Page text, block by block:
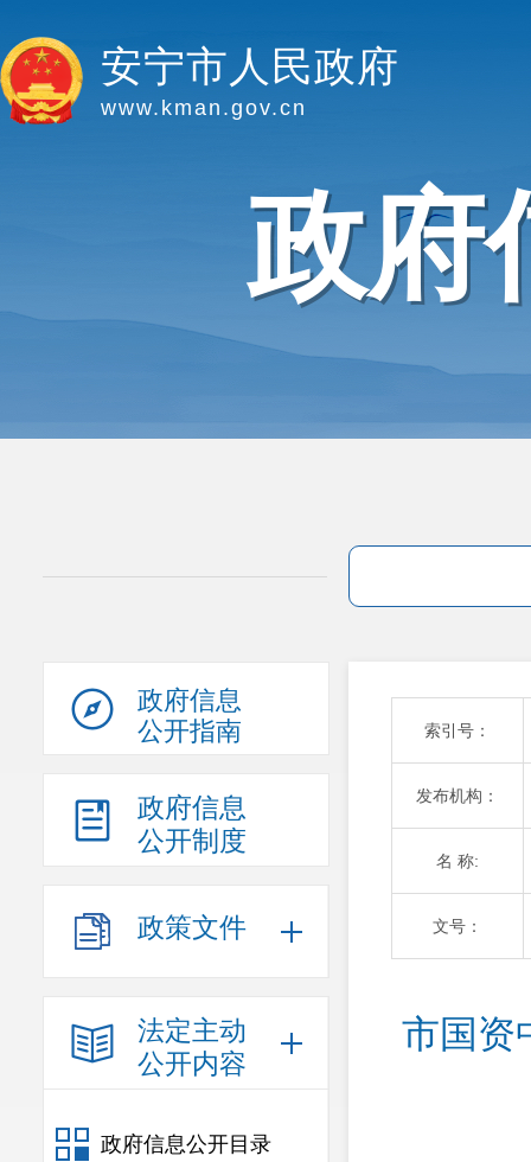
安宁市人民政府
www.kman.gov.cn
政府
政府信息
公开指南
政府信息
公开制度
政策文件
法定主动
公开内容
政府信息公开目录
索引号：
发布机构：
名 称:
文号：
市国资